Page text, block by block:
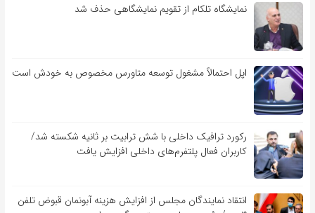
نمایشگاه تلکام از تقویم نمایشگاهی حذف شد
اپل احتمالاً مشغول توسعه متاورس مخصوص به خودش است
رکورد ترافیک داخلی با شش ترابیت بر ثانیه شکسته شد/
کاربران فعال پلتفرم‌های داخلی افزایش یافت
انتقاد نمایندگان مجلس از افزایش هزینه آبونمان قبوض تلفن